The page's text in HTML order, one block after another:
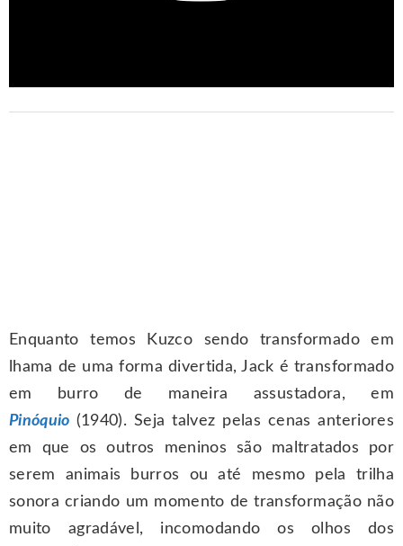
Enquanto temos Kuzco sendo transformado em
lhama de uma forma divertida, Jack é transformado
em burro de maneira assustadora, em
Pinóquio (1940). Seja talvez pelas cenas anteriores
em que os outros meninos são maltratados por
serem animais burros ou até mesmo pela trilha
sonora criando um momento de transformação não
muito agradável, incomodando os olhos dos